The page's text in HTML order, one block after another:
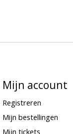
Mijn account
Registreren
Mijn bestellingen
Mijn tickets